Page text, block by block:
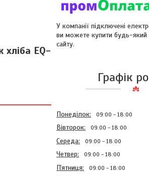
хліба EQ-
У компанії підключені
ви можете купити будь-
сайту.
Графік
Понеділок 09:00 18:00
Вівторок 09:00 18:00
Середа 09:00 18:00
Четвер 09:00 18:00
Пʼятниця 09:00 18:00